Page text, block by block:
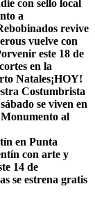
con sello local
a
revive
vuelve con
este 18 de
en la
Natales¡HOY!
Costumbrista
se viven en
al
en Punta
con arte y
14 de
se estrena gratis